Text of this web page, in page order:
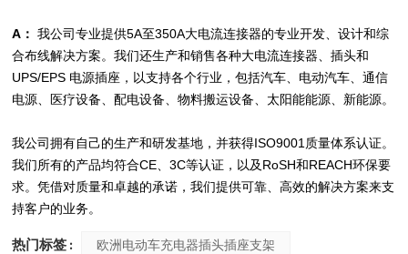
A：我公司专业提供5A至350A大电流连接器的专业开发、设计和综
合布线解决方案。我们还生产和销售各种大电流连接器、插头和
UPS/EPS 电源插座，以支持各个行业，包括汽车、电动汽车、通信
电源、医疗设备、配电设备、物料搬运设备、太阳能能源、新能源。
我公司拥有自己的生产和研发基地，并获得ISO9001质量体系认证。
我们所有的产品均符合CE、3C等认证，以及RoSH和REACH环保要
求。凭借对质量和卓越的承诺，我们提供可靠、高效的解决方案来支
持客户的业务。
热门标签 : 欧洲电动车充电器插头插座支架